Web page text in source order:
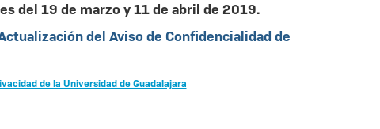
del 19 de marzo y 11 de abril de 2019.
del Aviso de Confidencialidad de
de la Universidad de Guadalajara